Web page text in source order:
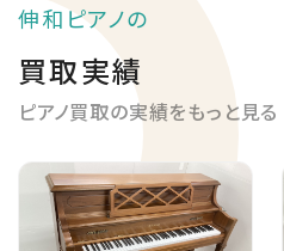
伸和ピアノの
買取実績
ピアノ買取の実績をもっと見る